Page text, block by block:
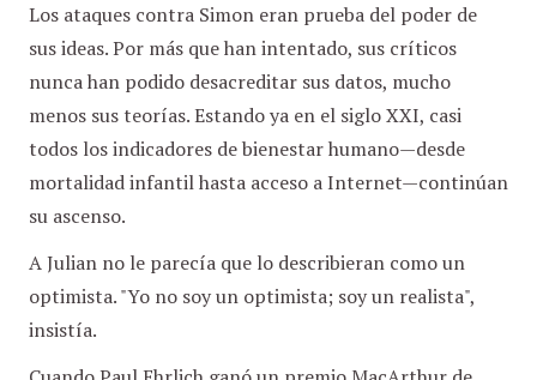
Los ataques contra Simon eran prueba del poder de
sus ideas. Por más que han intentado, sus críticos
nunca han podido desacreditar sus datos, mucho
menos sus teorías. Estando ya en el siglo XXI, casi
todos los indicadores de bienestar humano—desde
mortalidad infantil hasta acceso a Internet—continúan
su ascenso.
A Julian no le parecía que lo describieran como un
optimista. "Yo no soy un optimista; soy un realista",
insistía.